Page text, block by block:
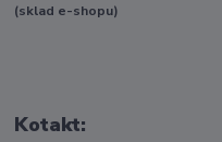
(sklad e-shopu)
Kotakt: